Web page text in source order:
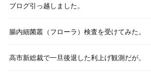
ブログ引っ越しました。
腸内細菌叢（フローラ）検査を受けてみた。
高市新総裁で一旦後退した利上げ観測だが。